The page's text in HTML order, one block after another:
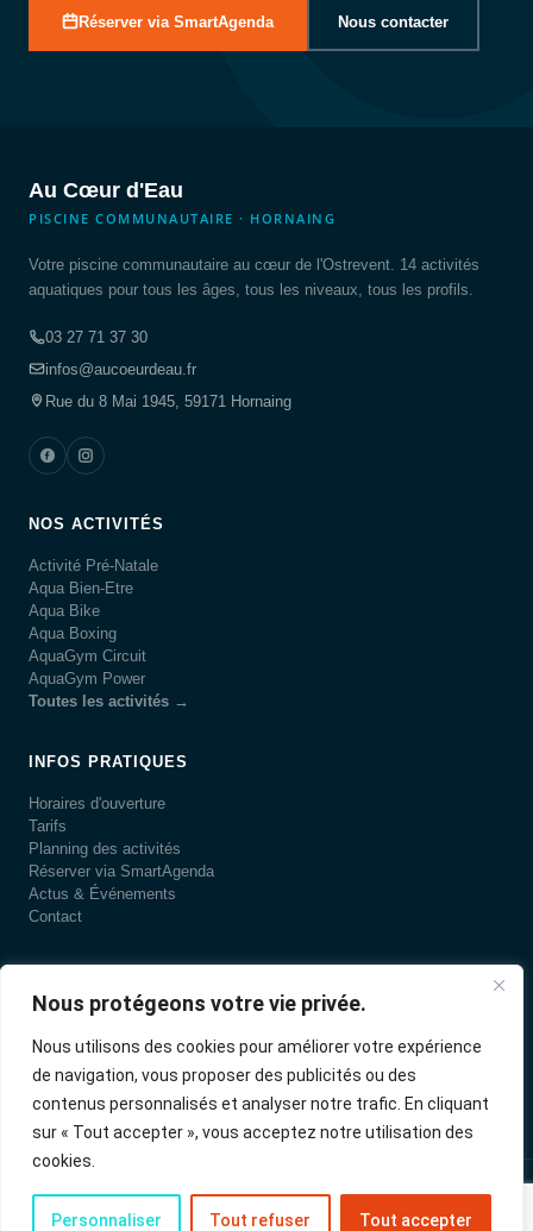
Nous protégeons votre vie privée.
Nous utilisons des cookies pour améliorer votre expérience
de navigation, vous proposer des publicités ou des
contenus personnalisés et analyser notre trafic. En cliquant
sur « Tout accepter », vous acceptez notre utilisation des
cookies.
Personnaliser Tout refuser Tout accepter
Réserver via SmartAgenda Nous contacter
Au Cœur d'Eau
PISCINE COMMUNAUTAIRE · HORNAING
Votre piscine communautaire au cœur de l'Ostrevent. 14 activités
aquatiques pour tous les âges, tous les niveaux, tous les profils.
03 27 71 37 30
infos@aucoeurdeau.fr
Rue du 8 Mai 1945, 59171 Hornaing
NOS ACTIVITÉS
Activité Pré-Natale
Aqua Bien-Etre
Aqua Bike
Aqua Boxing
AquaGym Circuit
AquaGym Power
Toutes les activités →
INFOS PRATIQUES
Horaires d'ouverture
Tarifs
Planning des activités
Réserver via SmartAgenda
Actus & Événements
Contact
Présentation
Histoire
Environnement
Hygiène & sécurité
© 2026 Au Cœur d'Eau · Cœur d'Ostrevent Agglo · Site réalisé par
INYOUZ